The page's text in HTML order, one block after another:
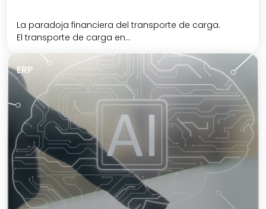
La paradoja financiera del transporte de carga.
El transporte de carga en...
ERP